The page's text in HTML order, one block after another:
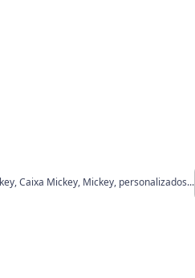
Caixa Mickey, Mickey, personalizados...